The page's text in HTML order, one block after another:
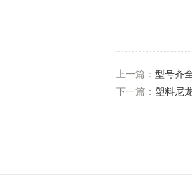
上一篇： 型号齐
下一篇： 塑料尼